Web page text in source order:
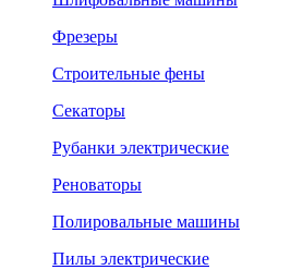
Фрезеры
Строительные фены
Секаторы
Рубанки электрические
Реноваторы
Полировальные машины
Пилы электрические